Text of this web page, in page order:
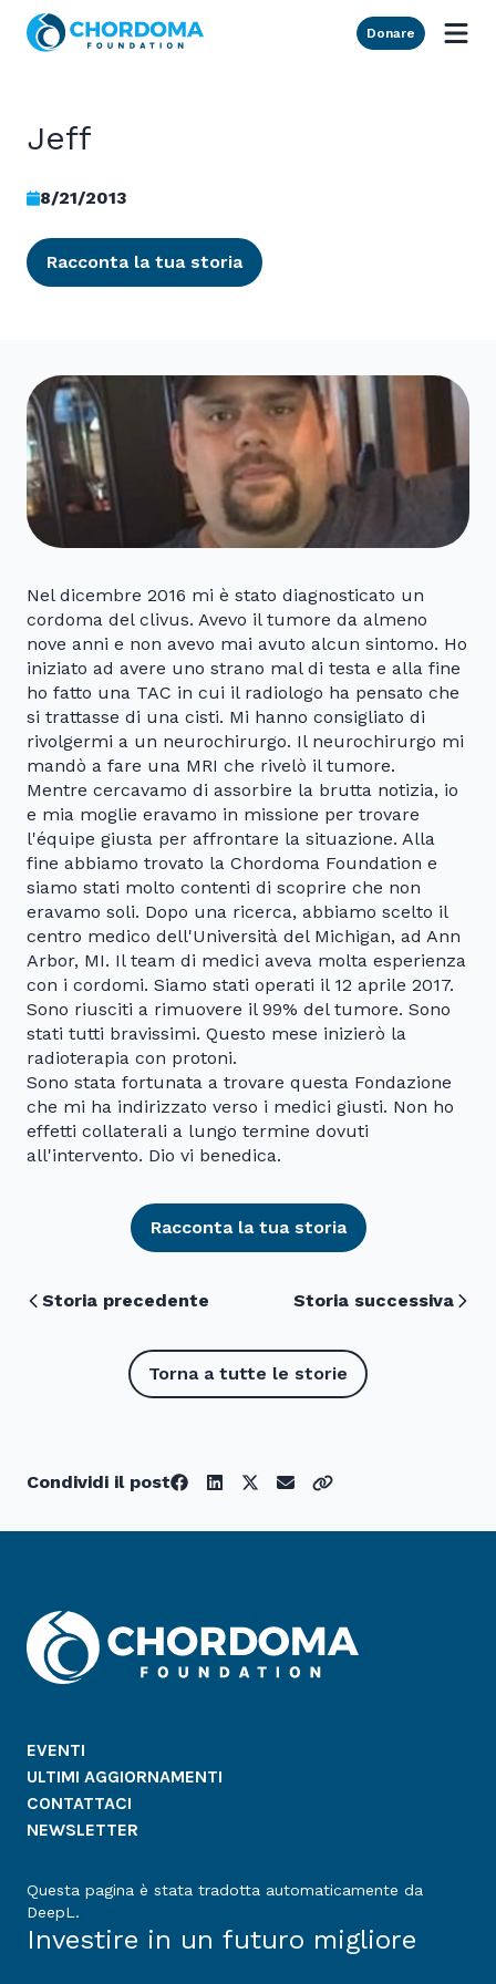
Skip to Main Content
Donare
Jeff
8/21/2013
Racconta la tua storia
Nel dicembre 2016 mi è stato diagnosticato un
cordoma del clivus. Avevo il tumore da almeno
nove anni e non avevo mai avuto alcun sintomo. Ho
iniziato ad avere uno strano mal di testa e alla fine
ho fatto una TAC in cui il radiologo ha pensato che
si trattasse di una cisti. Mi hanno consigliato di
rivolgermi a un neurochirurgo. Il neurochirurgo mi
mandò a fare una MRI che rivelò il tumore.
Mentre cercavamo di assorbire la brutta notizia, io
e mia moglie eravamo in missione per trovare
l'équipe giusta per affrontare la situazione. Alla
fine abbiamo trovato la Chordoma Foundation e
siamo stati molto contenti di scoprire che non
eravamo soli. Dopo una ricerca, abbiamo scelto il
centro medico dell'Università del Michigan, ad Ann
Arbor, MI. Il team di medici aveva molta esperienza
con i cordomi. Siamo stati operati il 12 aprile 2017.
Sono riusciti a rimuovere il 99% del tumore. Sono
stati tutti bravissimi. Questo mese inizierò la
radioterapia con protoni.
Sono stata fortunata a trovare questa Fondazione
che mi ha indirizzato verso i medici giusti. Non ho
effetti collaterali a lungo termine dovuti
all'intervento. Dio vi benedica.
Racconta la tua storia
Storia precedente Storia successiva
Torna a tutte le storie
Condividi il post
EVENTI
ULTIMI AGGIORNAMENTI
CONTATTACI
NEWSLETTER
Questa pagina è stata tradotta automaticamente da
DeepL.
Investire in un futuro migliore